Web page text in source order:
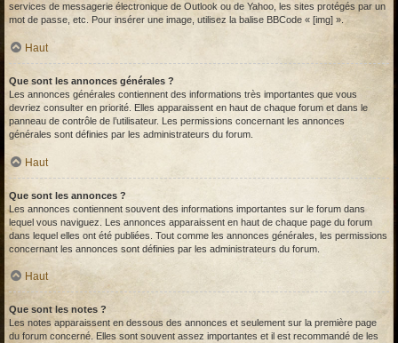
services de messagerie électronique de Outlook ou de Yahoo, les sites protégés par un
mot de passe, etc. Pour insérer une image, utilisez la balise BBCode « [img] ».
Haut
Que sont les annonces générales ?
Les annonces générales contiennent des informations très importantes que vous
devriez consulter en priorité. Elles apparaissent en haut de chaque forum et dans le
panneau de contrôle de l’utilisateur. Les permissions concernant les annonces
générales sont définies par les administrateurs du forum.
Haut
Que sont les annonces ?
Les annonces contiennent souvent des informations importantes sur le forum dans
lequel vous naviguez. Les annonces apparaissent en haut de chaque page du forum
dans lequel elles ont été publiées. Tout comme les annonces générales, les permissions
concernant les annonces sont définies par les administrateurs du forum.
Haut
Que sont les notes ?
Les notes apparaissent en dessous des annonces et seulement sur la première page
du forum concerné. Elles sont souvent assez importantes et il est recommandé de les